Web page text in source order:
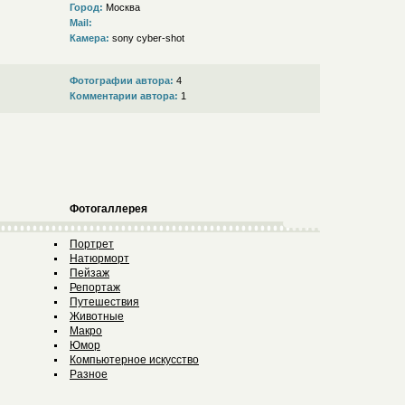
Город: Москва
Mail:
Камера: sony cyber-shot
Фотографии автора: 4
Комментарии автора: 1
Фотогаллерея
Портрет
Натюрморт
Пейзаж
Репортаж
Путешествия
Животные
Макро
Юмор
Компьютерное искусство
Разное